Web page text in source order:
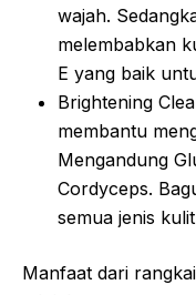
wajah.
melembabkan
E yang baik
Brightening
membantu
Mengandung
Cordyceps.
semua jenis
Manfaat dari